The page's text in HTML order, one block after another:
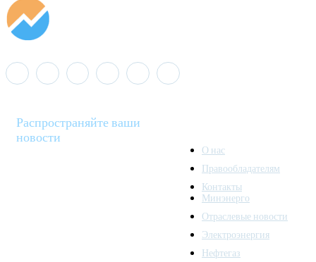
Распространяйте ваши
новости
О нас
Правообладателям
Контакты
Минэнерго
Отраслевые новости
Электроэнергия
Нефтегаз